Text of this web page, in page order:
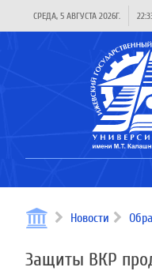
СРЕДА, 5 АВГУСТА 2026Г.
Новости
Защиты ВКР